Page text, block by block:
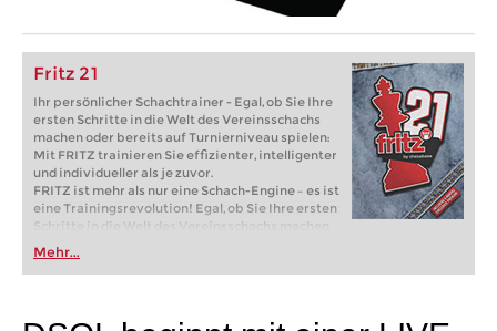
Fritz 21
Ihr persönlicher Schachtrainer - Egal, ob Sie Ihre
ersten Schritte in die Welt des Vereinsschachs
machen oder bereits auf Turnierniveau spielen:
Mit FRITZ trainieren Sie effizienter, intelligenter
und individueller als je zuvor.
FRITZ ist mehr als nur eine Schach-Engine – es ist
eine Trainingsrevolution! Egal, ob Sie Ihre ersten
Schritte in die Welt des Vereinsschachs machen
oder bereits auf Turnierniveau spielen: Mit
FRITZ trainieren Sie effizienter, intelligenter und
individueller als je zuvor.
Mehr...